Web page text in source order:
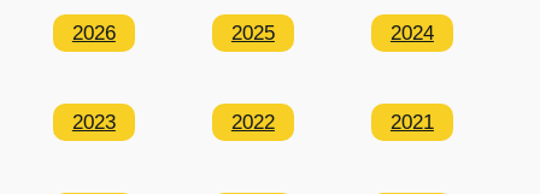
2026 2025 2024
2023 2022 2021